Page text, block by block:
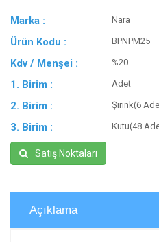
Marka : Nara
Ürün Kodu : BPNPM25
Kdv / Menşei : %20
1. Birim : Adet
2. Birim : Şirink(6
3. Birim : Kutu(48
Satış Noktaları
Açıklama